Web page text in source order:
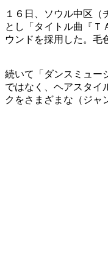
１６日、ソウル中区（
とし「タイトル曲『Ｔ
ウンドを採用した。毛
続いて「ダンスミュー
ではなく、ヘアスタイ
クをさまざまな（ジャ